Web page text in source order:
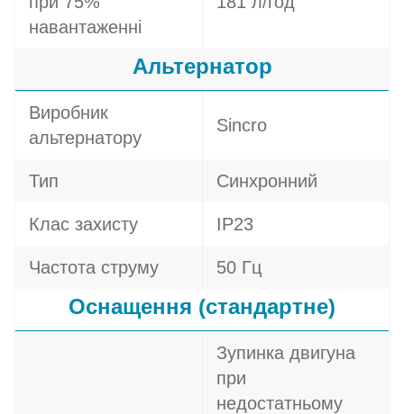
навантаженні
Альтернатор
Виробник
альтернатору
Sincro
Тип Синхронний
Клас захисту IP23
Частота струму 50 Гц
Оснащення (стандартне)
Зупинка двигуна
при
недостатньому